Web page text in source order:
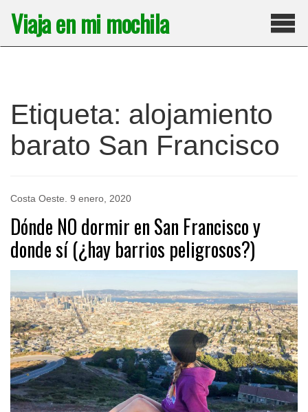
contenido
Viaja en mi mochila
Etiqueta: alojamiento
barato San Francisco
Costa Oeste 9 enero, 2020
Dónde NO dormir en San Francisco y
donde sí (¿hay barrios peligrosos?)